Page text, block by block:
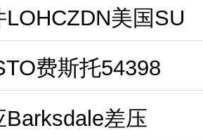
LOHCZDN美国SU
费斯托54398
Barksdale差压